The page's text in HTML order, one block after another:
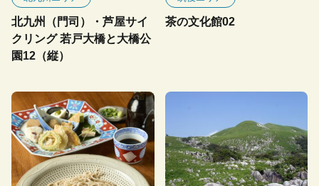
北九州（門司）・芦屋サイ
クリング 若戸大橋と大橋公
園12（縦）
茶の文化館02